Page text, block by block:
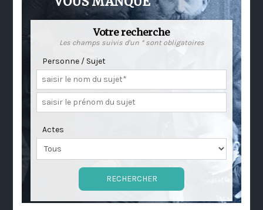
Votre recherche
Les champs suivis d'un * sont obligatoires
Personne / Sujet
Actes